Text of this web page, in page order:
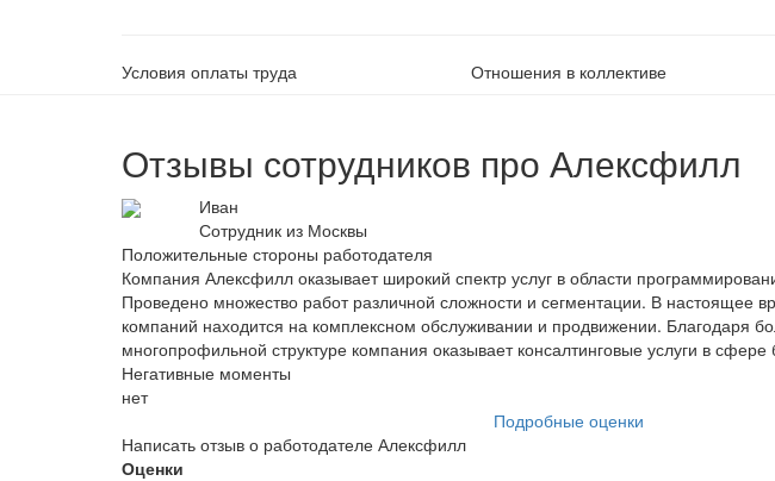
Условия оплаты труда Отношения в коллективе
Отзывы сотрудников про Алексфилл
Иван
Сотрудник из Москвы
Положительные стороны работодателя
Компания Алексфилл оказывает широкий спектр услуг в области
Проведено множество работ различной сложности и сегментации. В настоящее
компаний находится на комплексном обслуживании и продвижении. Благодаря
многопрофильной структуре компания оказывает консалтинговые услуги в сфере
Негативные моменты
нет
Подробные оценки
Написать отзыв о работодателе Алексфилл
Оценки